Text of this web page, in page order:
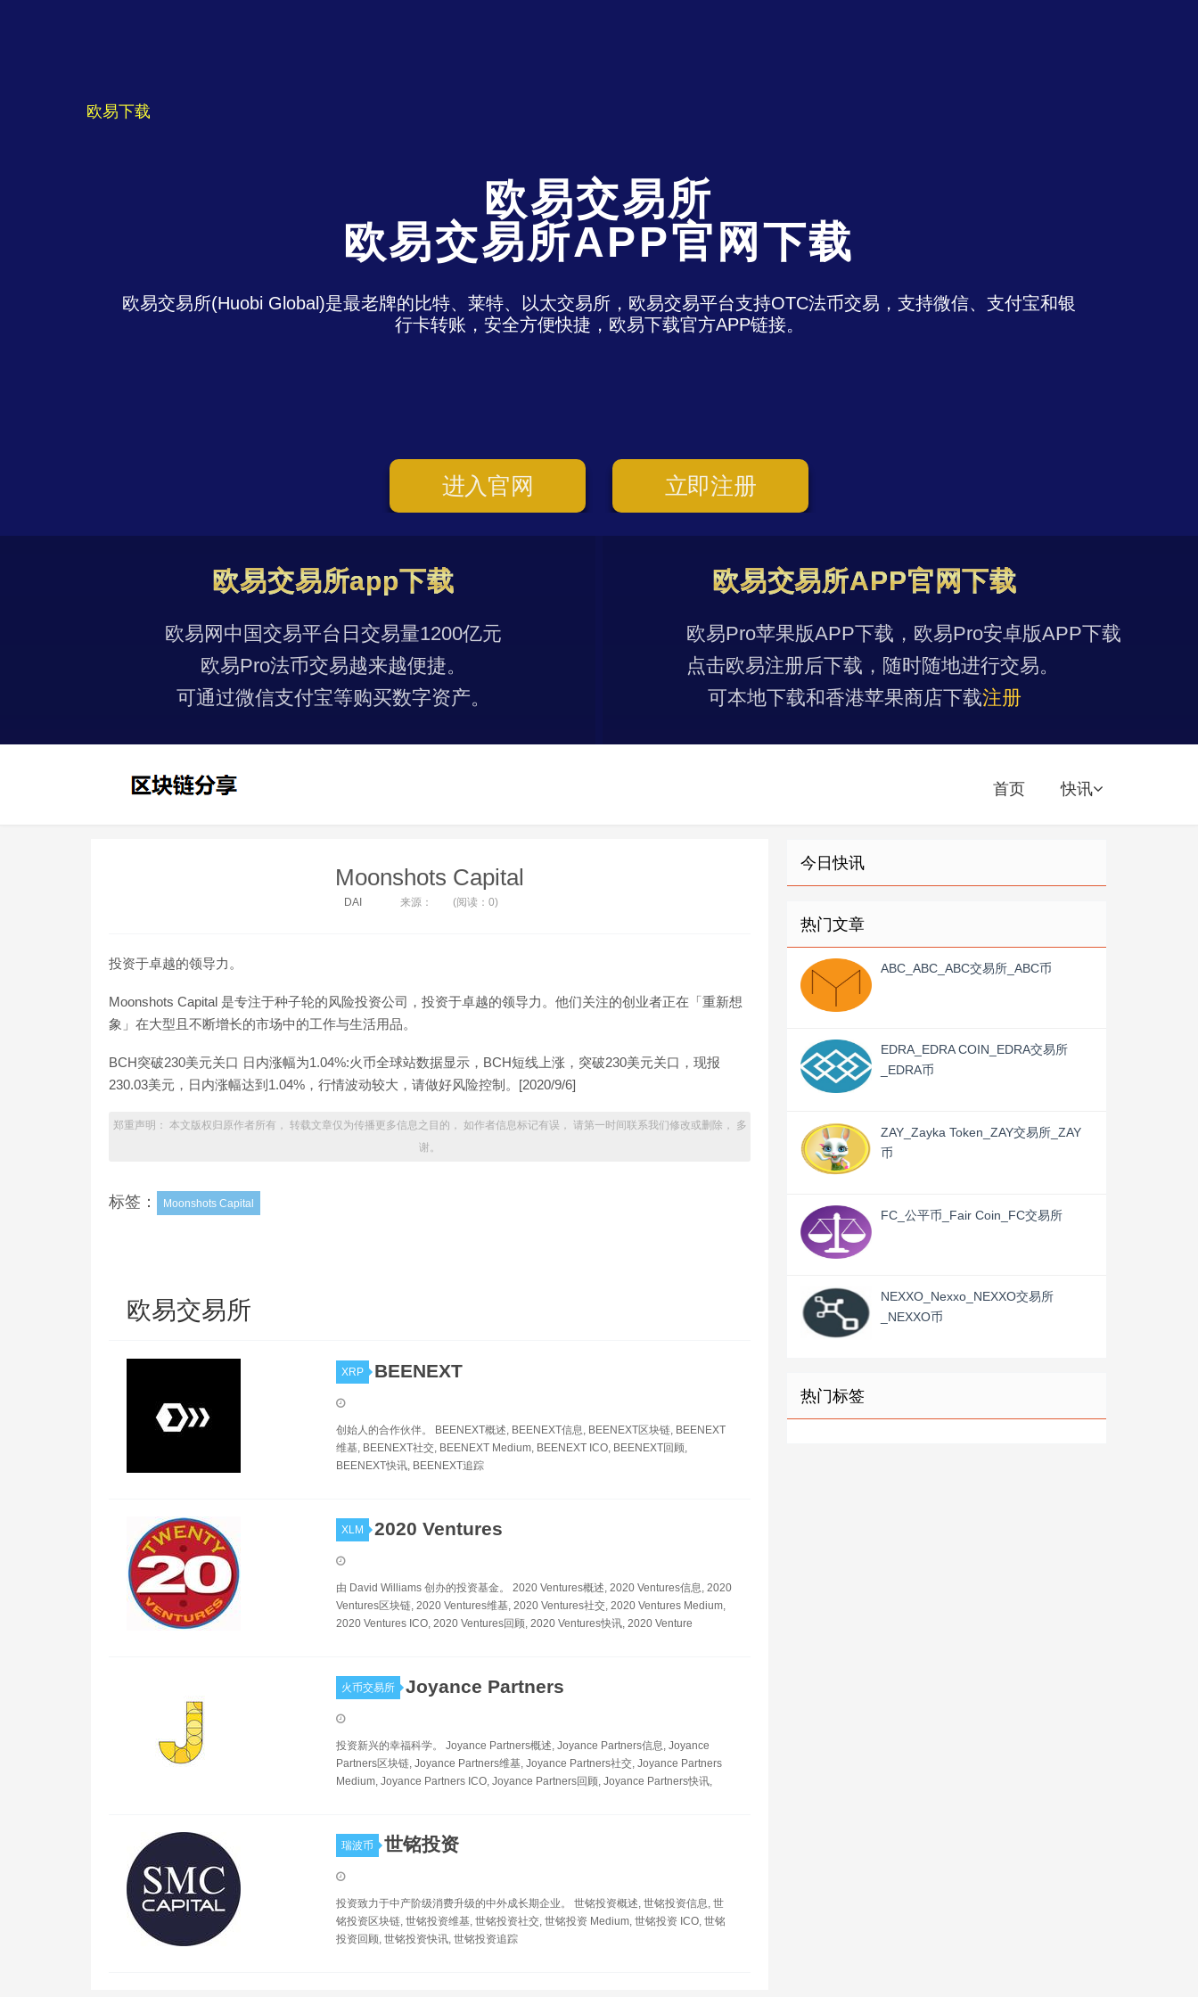
欧易下载
欧易交易所
欧易交易所APP官网下载
欧易交易所(Huobi Global)是最老牌的比特、莱特、以太交易所，欧易交易平台支持OTC法币交易，支持微信、支付宝和银
行卡转账，安全方便快捷，欧易下载官方APP链接。
进入官网 立即注册
欧易交易所app下载
欧易网中国交易平台日交易量1200亿元
欧易Pro法币交易越来越便捷。
可通过微信支付宝等购买数字资产。
欧易交易所APP官网下载
欧易Pro苹果版APP下载，欧易Pro安卓版APP下载
点击欧易注册后下载，随时随地进行交易。
可本地下载和香港苹果商店下载注册
首页 快讯
Moonshots Capital
DAI 来源： (阅读：0)
投资于卓越的领导力。
Moonshots Capital 是专注于种子轮的风险投资公司，投资于卓越的领导力。他们关注的创业者正在「重新想
象」在大型且不断增长的市场中的工作与生活用品。
BCH突破230美元关口 日内涨幅为1.04%:火币全球站数据显示，BCH短线上涨，突破230美元关口，现报
230.03美元，日内涨幅达到1.04%，行情波动较大，请做好风险控制。[2020/9/6]
郑重声明： 本文版权归原作者所有， 转载文章仅为传播更多信息之目的， 如作者信息标记有误， 请第一时间联系我们修改或删除， 多
谢。
标签： Moonshots Capital
欧易交易所
XRP BEENEXT
创始人的合作伙伴。 BEENEXT概述, BEENEXT信息, BEENEXT区块链, BEENEXT
维基, BEENEXT社交, BEENEXT Medium, BEENEXT ICO, BEENEXT回顾,
BEENEXT快讯, BEENEXT追踪
XLM 2020 Ventures
由 David Williams 创办的投资基金。 2020 Ventures概述, 2020 Ventures信息, 2020
Ventures区块链, 2020 Ventures维基, 2020 Ventures社交, 2020 Ventures Medium,
2020 Ventures ICO, 2020 Ventures回顾, 2020 Ventures快讯, 2020 Venture
火币交易所 Joyance Partners
投资新兴的幸福科学。 Joyance Partners概述, Joyance Partners信息, Joyance
Partners区块链, Joyance Partners维基, Joyance Partners社交, Joyance Partners
Medium, Joyance Partners ICO, Joyance Partners回顾, Joyance Partners快讯,
瑞波币 世铭投资
投资致力于中产阶级消费升级的中外成长期企业。 世铭投资概述, 世铭投资信息, 世
铭投资区块链, 世铭投资维基, 世铭投资社交, 世铭投资 Medium, 世铭投资 ICO, 世铭
投资回顾, 世铭投资快讯, 世铭投资追踪
今日快讯
热门文章
ABC_ABC_ABC交易所_ABC币
EDRA_EDRA COIN_EDRA交易所
_EDRA币
ZAY_Zayka Token_ZAY交易所_ZAY
币
FC_公平币_Fair Coin_FC交易所
NEXXO_Nexxo_NEXXO交易所
_NEXXO币
热门标签